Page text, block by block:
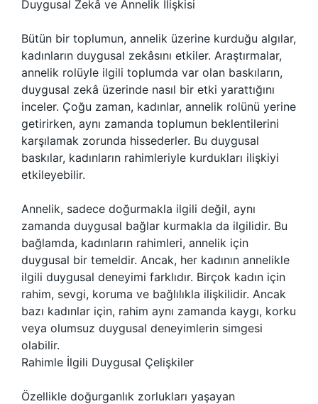
Duygusal Zekâ ve Annelik İlişkisi
Bütün bir toplumun, annelik üzerine kurduğu algılar,
kadınların duygusal zekâsını etkiler. Araştırmalar,
annelik rolüyle ilgili toplumda var olan baskıların,
duygusal zekâ üzerinde nasıl bir etki yarattığını
inceler. Çoğu zaman, kadınlar, annelik rolünü yerine
getirirken, aynı zamanda toplumun beklentilerini
karşılamak zorunda hissederler. Bu duygusal
baskılar, kadınların rahimleriyle kurdukları ilişkiyi
etkileyebilir.
Annelik, sadece doğurmakla ilgili değil, aynı
zamanda duygusal bağlar kurmakla da ilgilidir. Bu
bağlamda, kadınların rahimleri, annelik için
duygusal bir temeldir. Ancak, her kadının annelikle
ilgili duygusal deneyimi farklıdır. Birçok kadın için
rahim, sevgi, koruma ve bağlılıkla ilişkilidir. Ancak
bazı kadınlar için, rahim aynı zamanda kaygı, korku
veya olumsuz duygusal deneyimlerin simgesi
olabilir.
Rahimle İlgili Duygusal Çelişkiler
Özellikle doğurganlık zorlukları yaşayan